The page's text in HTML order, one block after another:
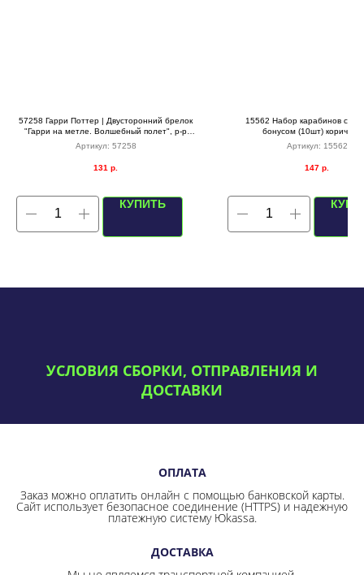
57258 Гарри Поттер | Двусторонний брелок
"Гарри на метле. Волшебный полет", р-р
6см
Артикул: 57258
131 р.
КУПИТЬ
15562 Набор карабинов с
бонусом (10шт)
Артикул: 15562
147 р.
УСЛОВИЯ СБОРКИ, ОТПРАВЛЕНИЯ И
ДОСТАВКИ
ОПЛАТА
Заказ можно оплатить онлайн с помощью банковской карты.
Сайт использует безопасное соединение (HTTPS) и надежную
платежную систему Юkassa.
ДОСТАВКА